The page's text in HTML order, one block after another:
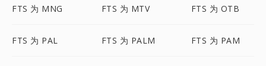
FTS 为 MNG FTS 为 MTV FTS 为 OTB
FTS 为 PAL FTS 为 PALM FTS 为 PAM